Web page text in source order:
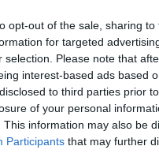
opt-out of the sale, sharing
for targeted
selection. Please note that
interest-based ads based
to third parties prior
of your personal
This information may also be
Participants that may further